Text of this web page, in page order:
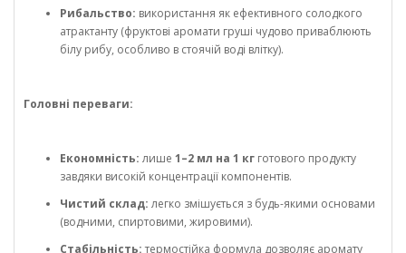
Рибальство: використання як ефективного солодкого
атрактанту (фруктові аромати груші чудово приваблюють
білу рибу, особливо в стоячій воді влітку).
Головні переваги:
Економність: лише 1–2 мл на 1 кг готового продукту
завдяки високій концентрації компонентів.
Чистий склад: легко змішується з будь-якими основами
(водними, спиртовими, жировими).
Стабільність:термостійка формула дозволяє аромату